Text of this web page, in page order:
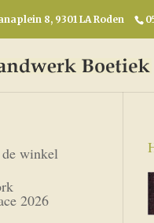
8, 9301 LA Roden
winkel
2026